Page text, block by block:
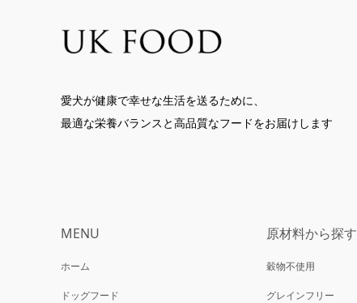
愛犬が健康で幸せな生活を送るために、
最適な栄養バランスと高品質なフードをお届けします
MENU
ホーム
ドッグフード
原材料から探す
穀物不使用
グレインフリー